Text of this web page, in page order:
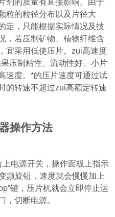
剂的质量有直接影响。由于
粒的粒径分布以及片径大
定，只能根据实际情况及技
，若压制矿物、植物纤维含
宜采用低使压片。zui高速度
压制粘性、流动性好、小片
速度。*的压片速度可通过试
的转速不超过zui高额定转速
操作方法
上电源开关，操作面板上指示
频旋钮，速度就会慢慢加上
”键，压片机就会立即停止运
，切断电源。